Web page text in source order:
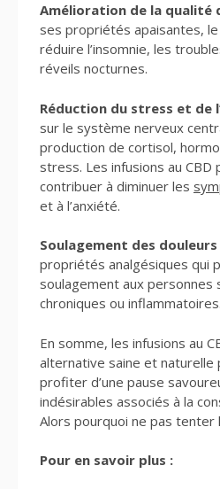
Amélioration de la qualité
ses propriétés apaisantes,
réduire l’insomnie, les
réveils nocturnes.
Réduction du stress et de
sur le système nerveux
production de cortisol,
stress. Les infusions au CBD
contribuer à diminuer les
et à l’anxiété.
Soulagement des douleurs
propriétés analgésiques qui
soulagement aux personnes
chroniques ou inflammatoires.
En somme, les infusions au
alternative saine et
profiter d’une pause
indésirables associés à la
Alors pourquoi ne pas tenter
Pour en savoir plus :